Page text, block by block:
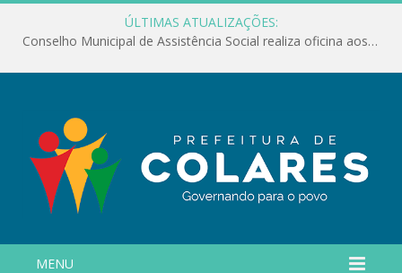
ÚLTIMAS ATUALIZAÇÕES:
Conselho Municipal de Assistência Social realiza oficina aos servidores
MENU